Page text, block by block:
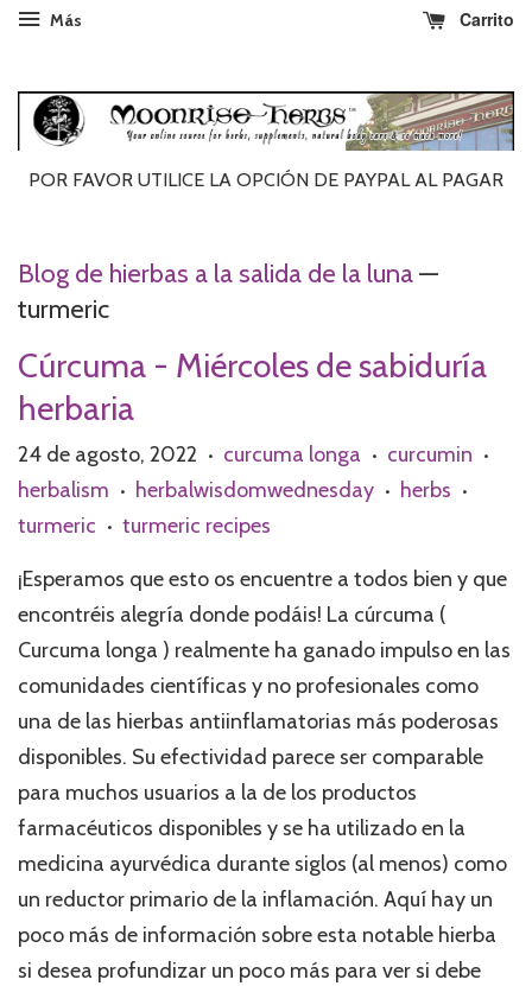
Más Carrito
POR FAVOR UTILICE LA OPCIÓN DE PAYPAL AL ​​PAGAR
Blog de hierbas a la salida de la luna—
turmeric
Cúrcuma - Miércoles de sabiduría
herbaria
24 de agosto, 2022 • curcuma longa • curcumin •
herbalism • herbalwisdomwednesday • herbs •
turmeric • turmeric recipes
¡Esperamos que esto os encuentre a todos bien y que
encontréis alegría donde podáis! La cúrcuma (
Curcuma longa ) realmente ha ganado impulso en las
comunidades científicas y no profesionales como
una de las hierbas antiinflamatorias más poderosas
disponibles. Su efectividad parece ser comparable
para muchos usuarios a la de los productos
farmacéuticos disponibles y se ha utilizado en la
medicina ayurvédica durante siglos (al menos) como
un reductor primario de la inflamación. Aquí hay un
poco más de información sobre esta notable hierba
si desea profundizar un poco más para ver si debe